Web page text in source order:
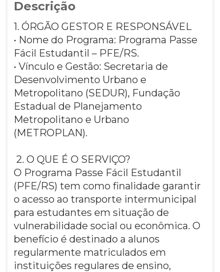
Descrição
1. ÓRGÃO GESTOR E RESPONSÁVEL
• Nome do Programa: Programa Passe
Fácil Estudantil – PFE/RS.
• Vínculo e Gestão: Secretaria de
Desenvolvimento Urbano e
Metropolitano (SEDUR), Fundação
Estadual de Planejamento
Metropolitano e Urbano
(METROPLAN).
2. O QUE É O SERVIÇO?
O Programa Passe Fácil Estudantil
(PFE/RS) tem como finalidade garantir
o acesso ao transporte intermunicipal
para estudantes em situação de
vulnerabilidade social ou econômica. O
benefício é destinado a alunos
regularmente matriculados em
instituições regulares de ensino,